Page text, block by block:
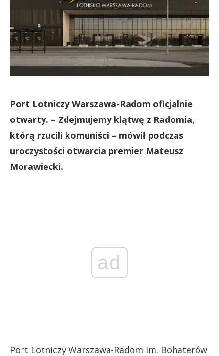
Port Lotniczy Warszawa-Radom oficjalnie
otwarty. – Zdejmujemy klątwę z Radomia,
którą rzucili komuniści – mówił podczas
uroczystości otwarcia premier Mateusz
Morawiecki.
ad
Port Lotniczy Warszawa-Radom im. Bohaterów